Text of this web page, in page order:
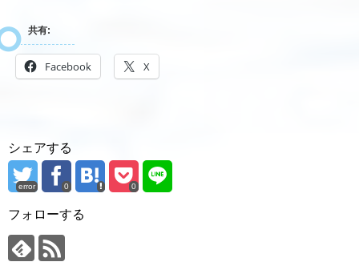
共有:
Facebook X
シェアする
error 0 0
フォローする